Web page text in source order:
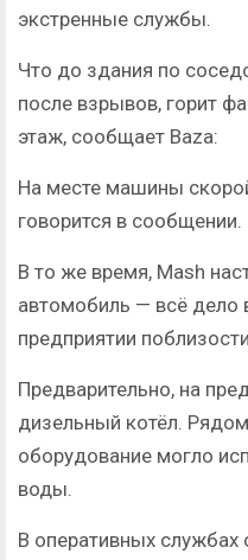
экстренные службы.
Что до здания по
после взрывов, горит
этаж, сообщает Baza:
На месте машины
говорится в сообщении.
В то же время, Mash
автомобиль — всё дело
предприятии
Предварительно, на
дизельный котёл.
оборудование могло
воды.
В оперативных службах